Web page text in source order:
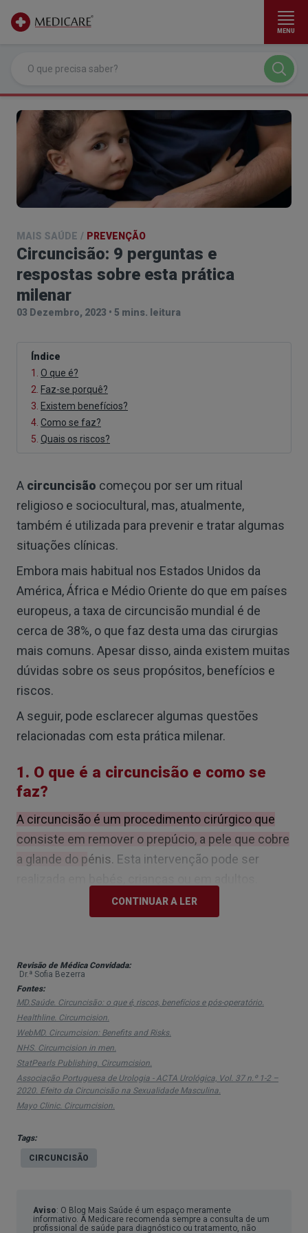
MENU
MAIS SAÚDE / PREVENÇÃO
Circuncisão: 9 perguntas e
respostas sobre esta prática
milenar
03 Dezembro, 2023 • 5 mins. leitura
Índice
1. O que é?
2. Faz-se porquê?
3. Existem benefícios?
4. Como se faz?
5. Quais os riscos?
A circuncisão começou por ser um ritual
religioso e sociocultural, mas, atualmente,
também é utilizada para prevenir e tratar algumas
situações clínicas.
Embora mais habitual nos Estados Unidos da
América, África e Médio Oriente do que em países
europeus, a taxa de circuncisão mundial é de
cerca de 38%, o que faz desta uma das cirurgias
mais comuns. Apesar disso, ainda existem muitas
dúvidas sobre os seus propósitos, benefícios e
riscos.
A seguir, pode esclarecer algumas questões
relacionadas com esta prática milenar.
1. O que é a circuncisão e como se
faz?
A circuncisão é um procedimento cirúrgico que
consiste em remover o prepúcio, a pele que cobre
a glande do pénis. Esta intervenção pode ser
2. Faz-se porquê?
religiosas e culturais, especialmente entre as
comunidades judaica e muçulmana, a circuncisão
é considerada um ritual de passagem para a idade
adulta e um processo higiénico.
No final do século XIX e início do século XX,
começou a recorrer-se mais à circuncisão,
independentemente das motivações religiosas,
para prevenir ou tratar determinadas condições,
Fimose: ocorre quando o prepúcio é muito
condição pode causar dor quando o pénis está
CONTINUAR A LER
Revisão de Médica Convidada:
Dr.ª Sofia Bezerra
Fontes:
MD.Saúde. Circuncisão: o que é, riscos, benefícios e pós-operatório.
Healthline. Circumcision.
WebMD. Circumcision: Benefits and Risks.
NHS. Circumcision in men.
StatPearls Publishing. Circumcision.
Associação Portuguesa de Urologia - ACTA Urológica, Vol. 37 n.º 1-2 –
2020. Efeito da Circuncisão na Sexualidade Masculina.
Mayo Clinic. Circumcision.
Tags:
CIRCUNCISÃO
Aviso: O Blog Mais Saúde é um espaço meramente
informativo. A Medicare recomenda sempre a consulta de um
profissional de saúde para diagnóstico ou tratamento, não